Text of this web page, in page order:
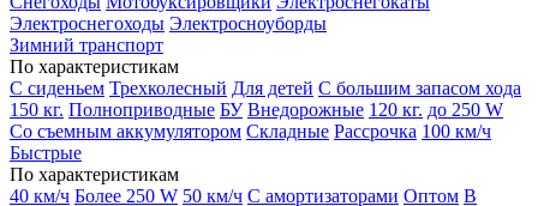
Электроснегоходы Электросноуборды
Зимний транспорт
По характеристикам
С сиденьем Трехколесный Для детей С большим запасом хода
150 кг. Полноприводные БУ Внедорожные 120 кг. до 250 W
Со съемным аккумулятором Складные Рассрочка 100 км/ч
Быстрые
По характеристикам
40 км/ч Более 250 W 50 км/ч С амортизаторами Оптом В